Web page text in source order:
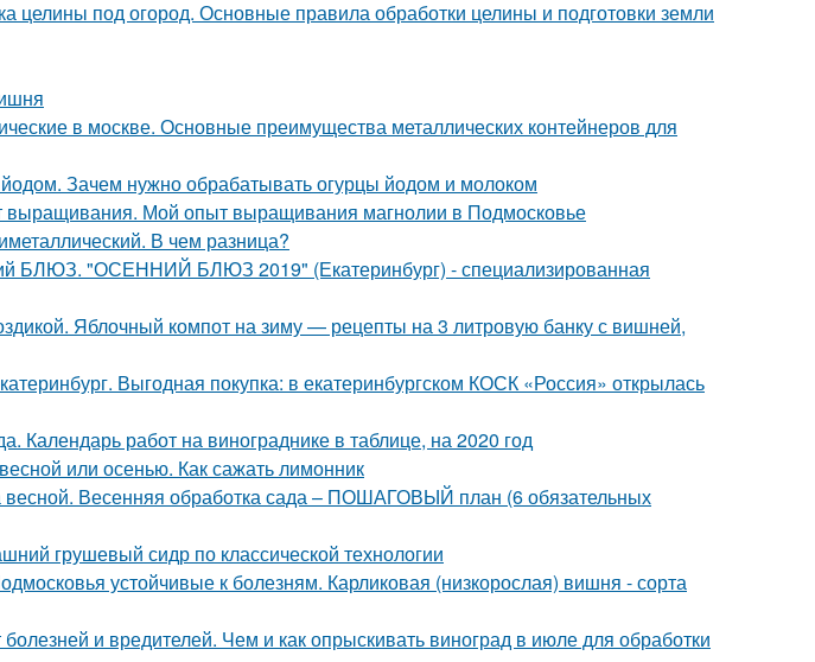
целины под огород. Основные правила обработки целины и подготовки земли
в москве. Основные преимущества металлических контейнеров для
Зачем нужно обрабатывать огурцы йодом и молоком
выращивания. Мой опыт выращивания магнолии в Подмосковье
В чем разница?
БЛЮЗ. "ОСЕННИЙ БЛЮЗ 2019" (Екатеринбург) - специализированная
Яблочный компот на зиму — рецепты на 3 литровую банку с вишней,
Выгодная покупка: в екатеринбургском КОСК «Россия» открылась
Календарь работ на винограднике в таблице, на 2020 год
или осенью. Как сажать лимонник
весной. Весенняя обработка сада – ПОШАГОВЫЙ план (6 обязательных
грушевый сидр по классической технологии
устойчивые к болезням. Карликовая (низкорослая) вишня - сорта
и вредителей. Чем и как опрыскивать виноград в июле для обработки